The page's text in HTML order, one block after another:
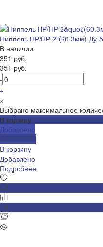
Ниппель НР/НР 2"(60.3мм) Ду-
В наличии
351 руб.
351 руб.
-
+
×
Выбрано максимальное
В корзину
Добавлено
В корзину
Добавлено
Подробнее